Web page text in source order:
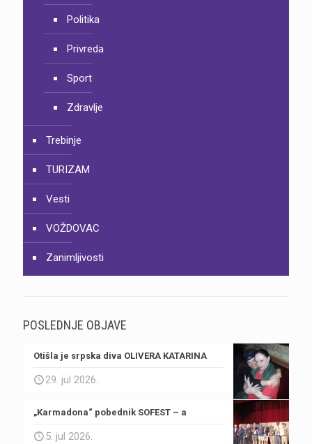
Politika
Privreda
Sport
Zdravlje
Trebinje
TURIZAM
Vesti
VOŽDOVAC
Zanimljivosti
POSLEDNJE OBJAVE
Otišla je srpska diva OLIVERA KATARINA
29. jul 2026.
„Karmadona“ pobednik SOFEST – a
5. jul 2026.